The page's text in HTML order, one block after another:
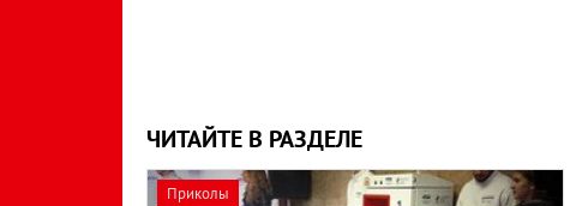
ЧИТАЙТЕ В РАЗДЕЛЕ
Приколы